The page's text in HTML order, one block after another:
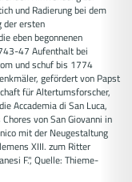
und Radierung bei dem
der ersten
eben begonnenen
47 Aufenthalt bei
und schuf bis 1774
gefördert von Papst
für Altertumsforscher,
Accademia di San Luca,
von San Giovanni in
mit der Neugestaltung
XIII. zum Ritter
F.", Quelle: Thieme-